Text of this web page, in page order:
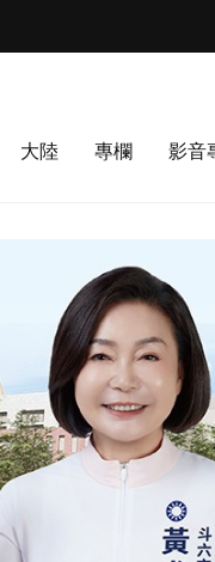
大陸 專欄 影音